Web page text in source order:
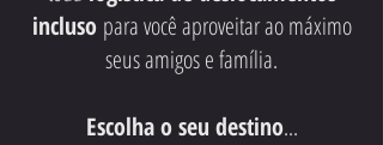
inclusopara você aproveitar ao máximo
seus amigos e família.
Escolha o seu destino...